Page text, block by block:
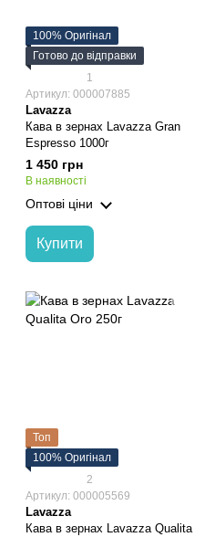
100% Оригінал
Готово до відправки
1
Артикул: 000007885
Lavazza
Кава в зернах Lavazza Gran
Espresso 1000г
1 450 грн
В наявності
Оптові ціни
Купити
Топ
100% Оригінал
2
Артикул: 000005569
Lavazza
Кава в зернах Lavazza Qualita